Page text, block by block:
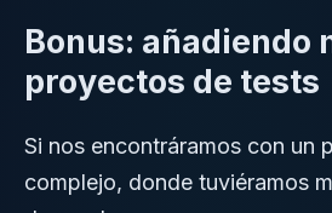
Bonus: añadiendo
proyectos de tests
Si nos encontráramos con un
complejo, donde tuviéramos